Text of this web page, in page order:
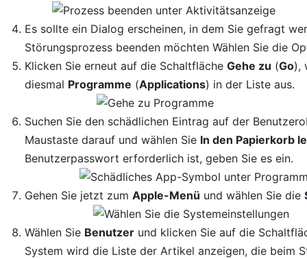
Es sollte ein Dialog erscheinen, in dem Sie gefragt
Störungsprozess beenden möchten Wählen Sie die
Klicken Sie erneut auf die SchaltflächeGehe zu (Go),
diesmal Programme (Applications) in der Liste aus.
Suchen Sie den schädlichen Eintrag auf der
Maustaste darauf und wählen Sie In den Papierkorb
Benutzerpasswort erforderlich ist, geben Sie es ein.
Gehen Sie jetzt zumApple-Menü und wählen Sie die
Wählen Sie Benutzer und klicken Sie auf die
System wird die Liste der Artikel anzeigen, die beim